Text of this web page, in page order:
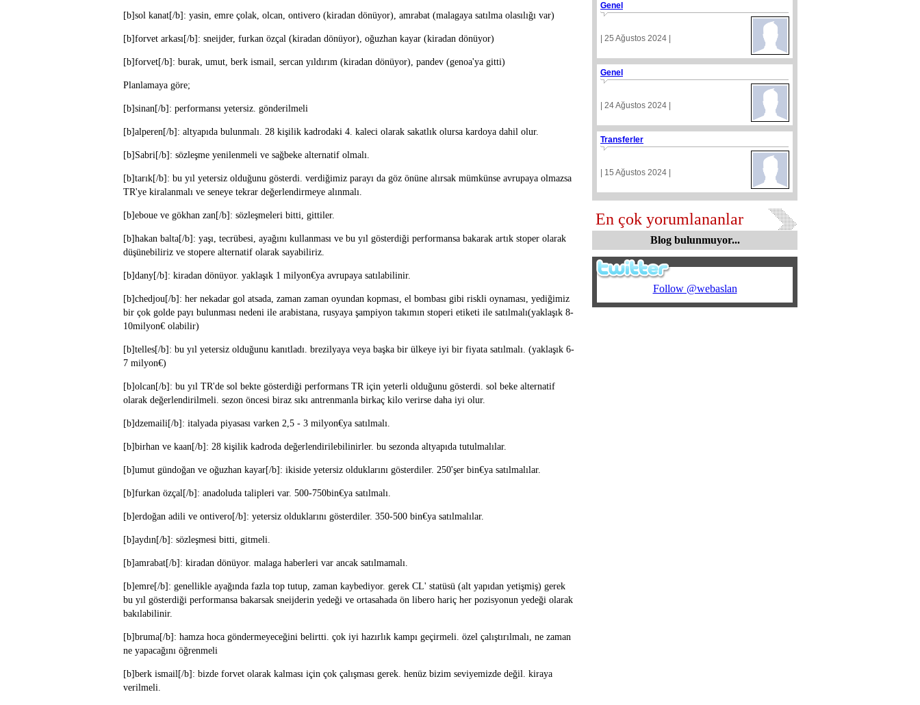
[b]sol kanat[/b]: yasin, emre çolak, olcan, ontivero (kiradan dönüyor), amrabat (malagaya satılma olasılığı var)
[b]forvet arkası[/b]: sneijder, furkan özçal (kiradan dönüyor), oğuzhan kayar (kiradan dönüyor)
[b]forvet[/b]: burak, umut, berk ismail, sercan yıldırım (kiradan dönüyor), pandev (genoa'ya gitti)
Planlamaya göre;
[b]sinan[/b]: performansı yetersiz. gönderilmeli
[b]alperen[/b]: altyapıda bulunmalı. 28 kişilik kadrodaki 4. kaleci olarak sakatlık olursa kardoya dahil olur.
[b]Sabri[/b]: sözleşme yenilenmeli ve sağbeke alternatif olmalı.
[b]tarık[/b]: bu yıl yetersiz olduğunu gösterdi. verdiğimiz parayı da göz önüne alırsak mümkünse avrupaya olmazsa
TR'ye kiralanmalı ve seneye tekrar değerlendirmeye alınmalı.
[b]eboue ve gökhan zan[/b]: sözleşmeleri bitti, gittiler.
[b]hakan balta[/b]: yaşı, tecrübesi, ayağını kullanması ve bu yıl gösterdiği performansa bakarak artık stoper olarak
düşünebiliriz ve stopere alternatif olarak sayabiliriz.
[b]dany[/b]: kiradan dönüyor. yaklaşık 1 milyon€ya avrupaya satılabilinir.
[b]chedjou[/b]: her nekadar gol atsada, zaman zaman oyundan kopması, el bombası gibi riskli oynaması, yediğimiz
bir çok golde payı bulunması nedeni ile arabistana, rusyaya şampiyon takımın stoperi etiketi ile satılmalı(yaklaşık 8-
10milyon€ olabilir)
[b]telles[/b]: bu yıl yetersiz olduğunu kanıtladı. brezilyaya veya başka bir ülkeye iyi bir fiyata satılmalı. (yaklaşık 6-
7 milyon€)
[b]olcan[/b]: bu yıl TR'de sol bekte gösterdiği performans TR için yeterli olduğunu gösterdi. sol beke alternatif
olarak değerlendirilmeli. sezon öncesi biraz sıkı antrenmanla birkaç kilo verirse daha iyi olur.
[b]dzemaili[/b]: italyada piyasası varken 2,5 - 3 milyon€ya satılmalı.
[b]birhan ve kaan[/b]: 28 kişilik kadroda değerlendirilebilinirler. bu sezonda altyapıda tutulmalılar.
[b]umut gündoğan ve oğuzhan kayar[/b]: ikiside yetersiz olduklarını gösterdiler. 250'şer bin€ya satılmalılar.
[b]furkan özçal[/b]: anadoluda talipleri var. 500-750bin€ya satılmalı.
[b]erdoğan adili ve ontivero[/b]: yetersiz olduklarını gösterdiler. 350-500 bin€ya satılmalılar.
[b]aydın[/b]: sözleşmesi bitti, gitmeli.
[b]amrabat[/b]: kiradan dönüyor. malaga haberleri var ancak satılmamalı.
[b]emre[/b]: genellikle ayağında fazla top tutup, zaman kaybediyor. gerek CL' statüsü (alt yapıdan yetişmiş) gerek
bu yıl gösterdiği performansa bakarsak sneijderin yedeği ve ortasahada ön libero hariç her pozisyonun yedeği olarak
bakılabilinir.
[b]bruma[/b]: hamza hoca göndermeyeceğini belirtti. çok iyi hazırlık kampı geçirmeli. özel çalıştırılmalı, ne zaman
ne yapacağını öğrenmeli
[b]berk ismail[/b]: bizde forvet olarak kalması için çok çalışması gerek. henüz bizim seviyemizde değil. kiraya
verilmeli.
Genel
| 25 Ağustos 2024 |
Genel
| 24 Ağustos 2024 |
Transferler
| 15 Ağustos 2024 |
En çok yorumlananlar
Blog bulunmuyor...
Follow @webaslan